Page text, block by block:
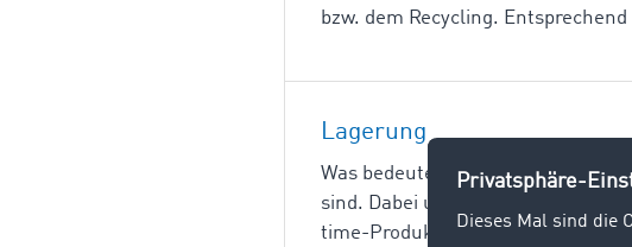
bzw. dem Recycling.
Lagerung
Was bedeutet Lagerung? Lagern
sind. Dabei unterbricht man den
time-Produktion hat die Lagerung